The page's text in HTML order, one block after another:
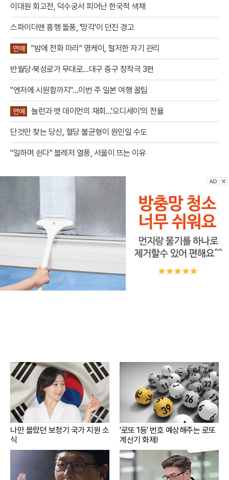
이대원 회고전, 덕수궁서 피어난 한국적 색채
스파이더맨 흥행 돌풍, '망각'이 던진 경고
연예 "밤에 전화 마라" 영케이, 철저한 자기 관리
반월당·북성로가 무대로…대구 중구 창작극 3편
"엔저에 시원함까지"…이번 주 일본 여행 꿀팁
연예 놀런과 맷 데이먼의 재회…'오디세이'의 전율
단것만 찾는 당신, 혈당 불균형이 원인일 수도
"일하며 쉰다" 블레저 열풍, 서울이 뜨는 이유
나만 몰랐던 보청기 국가 지원 소
식
'로또 1등' 번호 예상해주는 로또
계산기 화제!